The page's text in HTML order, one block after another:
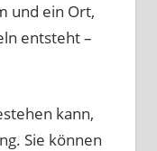
und ein Ort,
entsteht –
kann,
Sie können